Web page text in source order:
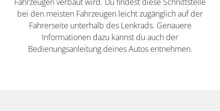
bei den meisten Fahrzeugen leicht zugänglich auf der
Fahrerseite unterhalb des Lenkrads. Genauere
Informationen dazu kannst du auch der
Bedienungsanleitung deines Autos entnehmen.